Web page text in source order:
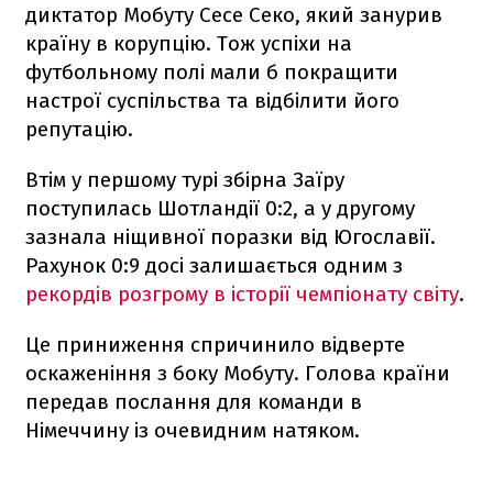
диктатор Мобуту Сесе Секо, який занурив
країну в корупцію. Тож успіхи на
футбольному полі мали б покращити
настрої суспільства та відбілити його
репутацію.
Втім у першому турі збірна Заїру
поступилась Шотландії 0:2, а у другому
зазнала ніщивної поразки від Югославії.
Рахунок 0:9 досі залишається одним з
рекордів розгрому в історії чемпіонату світу.
Це приниження спричинило відверте
оскаженіння з боку Мобуту. Голова країни
передав послання для команди в
Німеччину із очевидним натяком.